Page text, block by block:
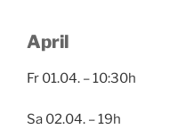
April
Fr 01.04. – 10:30h
Sa 02.04. – 19h